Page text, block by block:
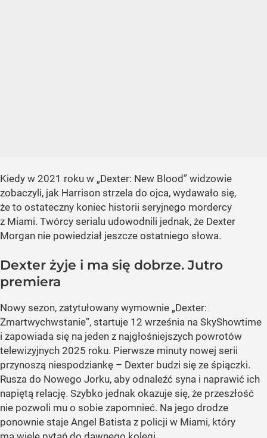
Kiedy w 2021 roku w „Dexter: New Blood” widzowie
zobaczyli, jak Harrison strzela do ojca, wydawało się,
że to ostateczny koniec historii seryjnego mordercy
z Miami. Twórcy serialu udowodnili jednak, że Dexter
Morgan nie powiedział jeszcze ostatniego słowa.
Dexter żyje i ma się dobrze. Jutro
premiera
Nowy sezon, zatytułowany wymownie „Dexter:
Zmartwychwstanie”, startuje 12 września na SkyShowtime
i zapowiada się na jeden z najgłośniejszych powrotów
telewizyjnych 2025 roku. Pierwsze minuty nowej serii
przynoszą niespodziankę – Dexter budzi się ze śpiączki.
Rusza do Nowego Jorku, aby odnaleźć syna i naprawić ich
napiętą relację. Szybko jednak okazuje się, że przeszłość
nie pozwoli mu o sobie zapomnieć. Na jego drodze
ponownie staje Angel Batista z policji w Miami, który